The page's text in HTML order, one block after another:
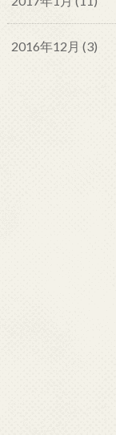
2016年12月 (3)